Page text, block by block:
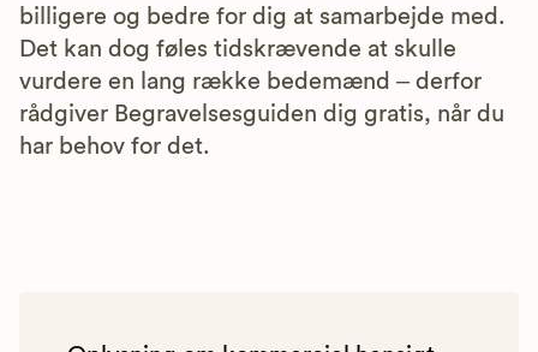
billigere og bedre for dig at samarbejde med.
Det kan dog føles tidskrævende at skulle
vurdere en lang række bedemænd – derfor
rådgiver Begravelsesguiden dig gratis, når du
har behov for det.